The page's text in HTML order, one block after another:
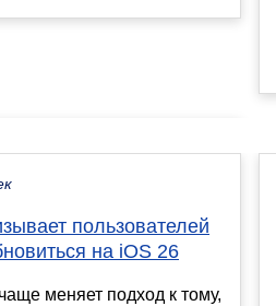
пользователей
на iOS 26
меняет подход к тому,